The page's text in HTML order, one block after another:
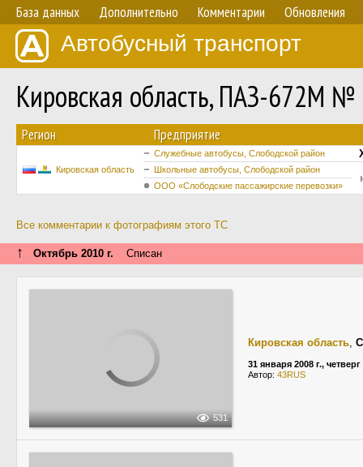
База данных Дополнительно Комментарии Обновления
Автобусный транспорт
Кировская область, ПАЗ-672М
Регион Предприятие
Кировская область
Служебные автобусы, Слободской район
Школьные автобусы, Слободской район
ООО «Слободские пассажирские перевозки»
Все комментарии к фотографиям этого ТС
↑ Октябрь 2010 г. Списан
531
Кировская область,
31 января 2008 г., четверг
Автор: 43RUS